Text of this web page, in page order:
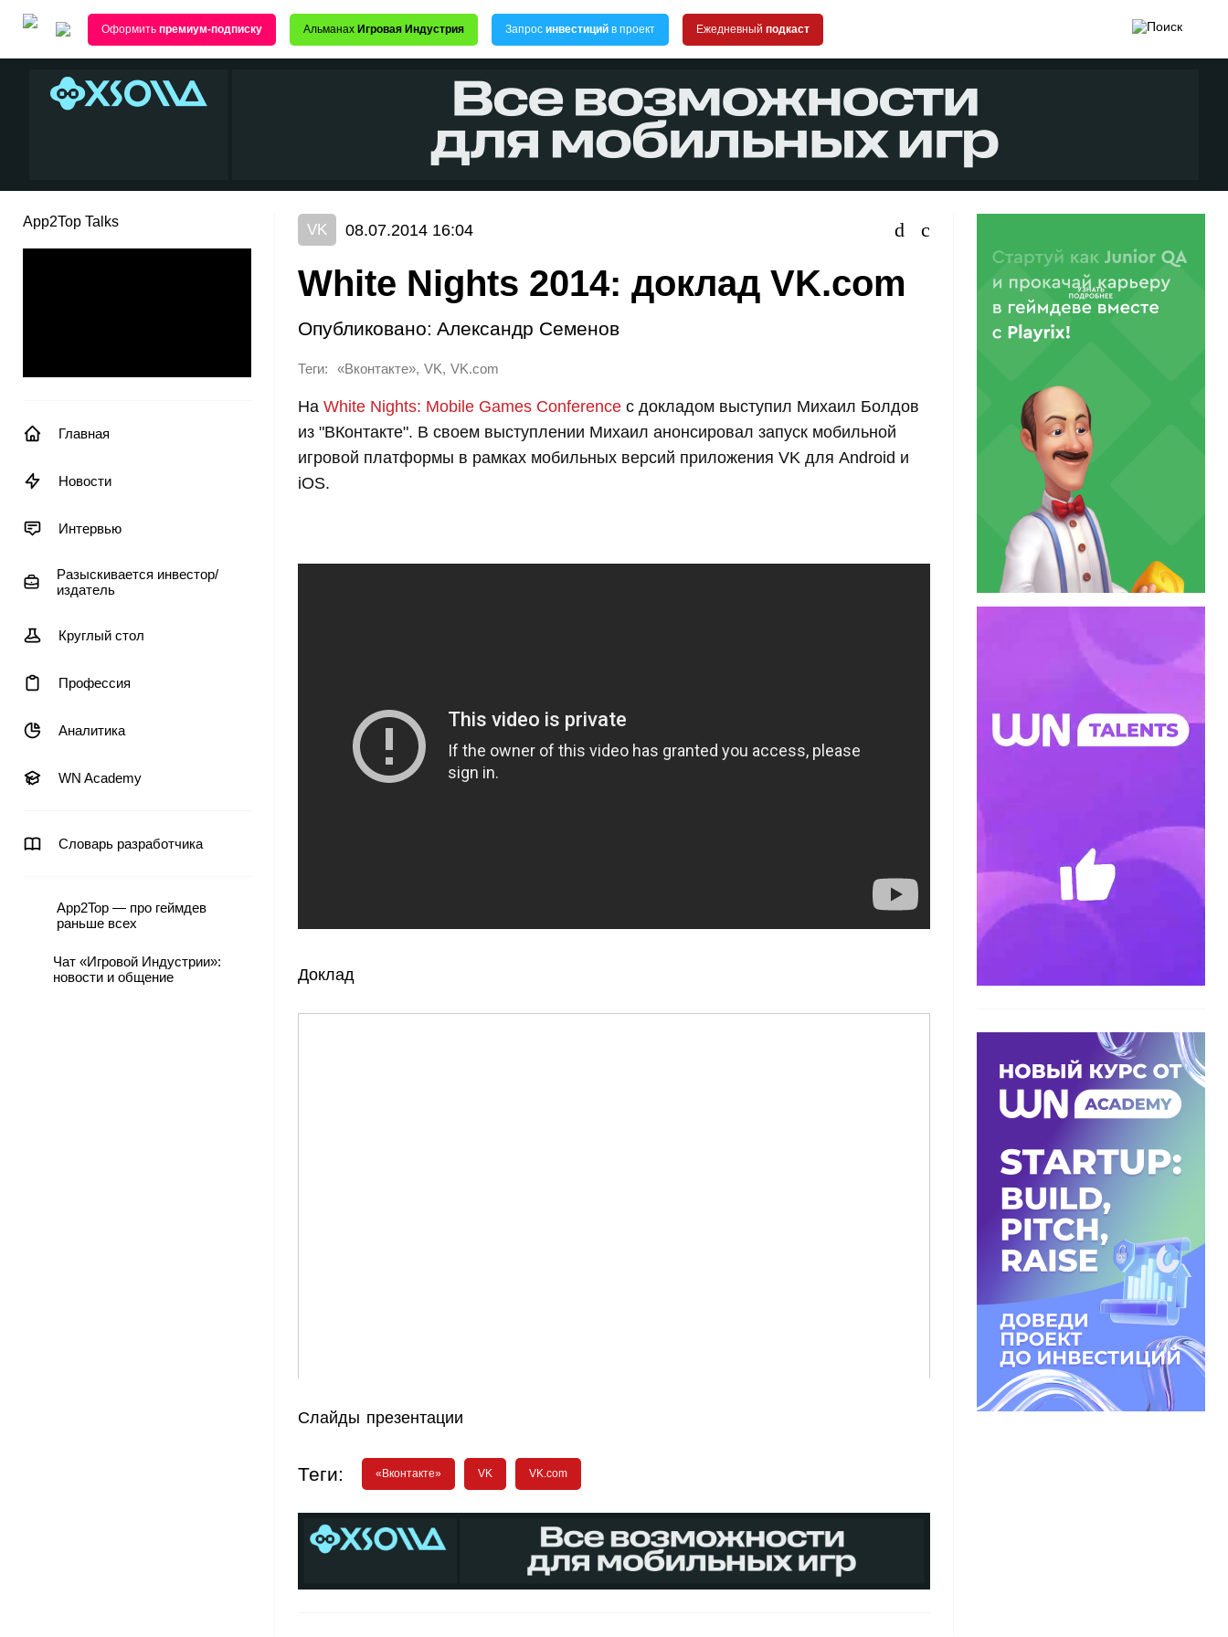
Оформить премиум-подписку Альманах Игровая Индустрия Запрос инвестиций в проект Ежедневный подкаст
App2Top Talks
Главная
Новости
Интервью
Разыскивается инвестор/
издатель
Круглый стол
Профессия
Аналитика
WN Academy
Словарь разработчика
App2Top — про геймдев
раньше всех
Чат «Игровой Индустрии»:
новости и общение
VK 08.07.2014 16:04
White Nights 2014: доклад VK.com
Опубликовано: Александр Семенов
Теги: «Вконтакте», VK, VK.com
На White Nights: Mobile Games Conference с докладом выступил Михаил Болдов
из "ВКонтакте". В своем выступлении Михаил анонсировал запуск мобильной
игровой платформы в рамках мобильных версий приложения VK для Android и
iOS.
Доклад
Слайды презентации
Теги: «Вконтакте» VK VK.com